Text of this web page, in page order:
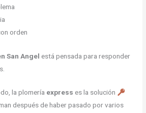
orden
San Angel está pensada para responder
la plomería express es la solución
después de haber pasado por varios